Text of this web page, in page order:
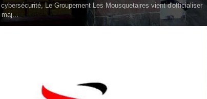
Le Groupement Les Mousquetaires vient d'officialiser
maj...